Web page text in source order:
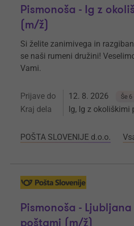
Pismonoša - Ig z
(m/ž)
Si želite zanimivega in
se naši rumeni družini!
Vami.
Prijave do 12. 8. 2026 Še 6
Kraj dela Ig, Ig z okoliškimi
POŠTA SLOVENIJE d.o.o.
Pismonoša -